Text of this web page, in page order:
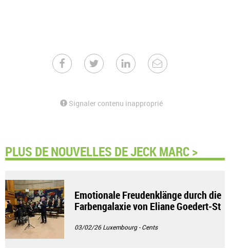
Signaler contenu inapproprié
PLUS DE NOUVELLES DE JECK MARC >
Emotionale Freudenklänge durch die
Farbengalaxie von Eliane Goedert-St
03/02/26Luxembourg - Cents